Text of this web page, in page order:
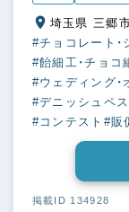
#チョコレート・
#飴細工・チョコ
#ウェディング
#デニッシュペ
#コンテスト #販
掲載ID 134928